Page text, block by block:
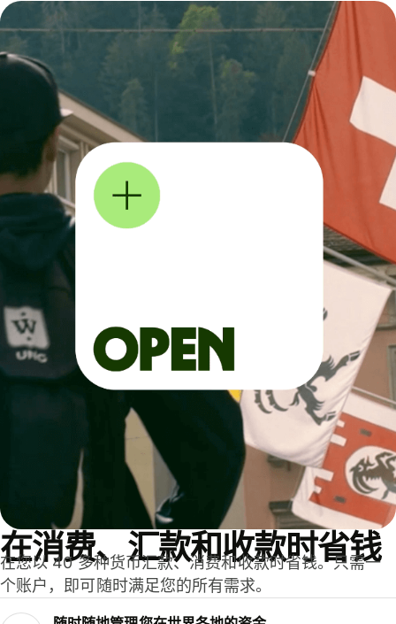
在消费、汇款和收款时省钱
在您以 40 多种货币汇款、消费和收款时省钱。只需一
个账户，即可随时满足您的所有需求。